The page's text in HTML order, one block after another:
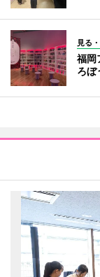
見る
福岡
ろぼ